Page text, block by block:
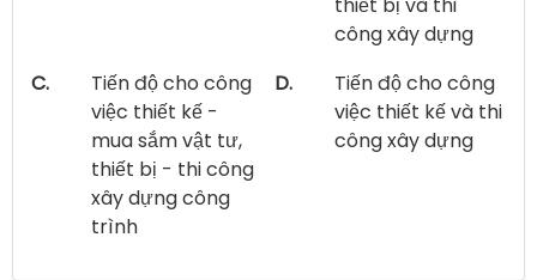
công xây dựng
C.
Tiến độ cho công
việc thiết kế -
mua sắm vật tư,
thiết bị - thi công
xây dựng công
trình
D.
Tiến độ cho công
việc thiết kế và thi
công xây dựng